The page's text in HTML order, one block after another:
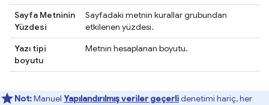
Sayfa Metninin
Yüzdesi
Sayfadaki metnin kurallar grubundan
etkilenen yüzdesi.
Yazı tipi
boyutu
Metnin hesaplanan boyutu.
Not:Manuel Yapılandırılmış veriler geçerlidenetimi hariç, her